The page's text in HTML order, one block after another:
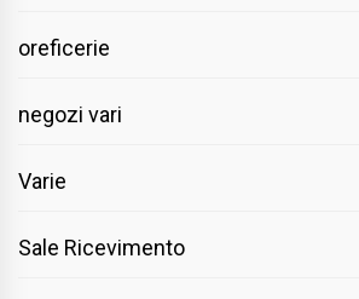
oreficerie
negozi vari
Varie
Sale Ricevimento